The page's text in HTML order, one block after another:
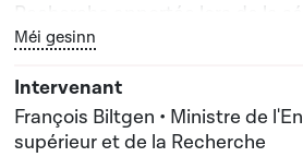
Recherche apportée lors de la
Bouton graphique servant à
Méi gesinn
François Biltgen • Ministre de
supérieur et de la Recherche